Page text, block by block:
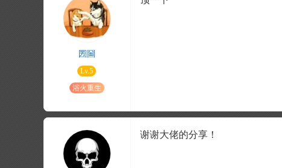
圐圙
Lv.5
浴火重生
谢谢大佬的分享！